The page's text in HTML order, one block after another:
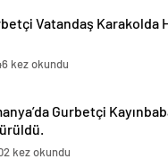
Vatandaş Karakolda
kez okundu
Gurbetçi
kez okundu